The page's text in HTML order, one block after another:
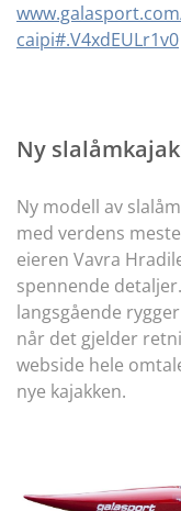
caipi#.V4xdEULr1v0
Ny
Ny modell av
med verdens
eieren Vavra
spennende
langsgående
når det gjelder
webside hele
nye kajakken.